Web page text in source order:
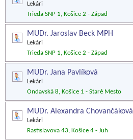
Lekári
Trieda SNP 1, Košice 2 - Západ
MUDr. Jaroslav Beck MPH
Lekári
Trieda SNP 1, Košice 2 - Západ
MUDr. Jana Pavlíková
Lekári
Ondavská 8, Košice 1 - Staré Mesto
MUDr. Alexandra Chovančáková
Lekári
Rastislavova 43, Košice 4 - Juh